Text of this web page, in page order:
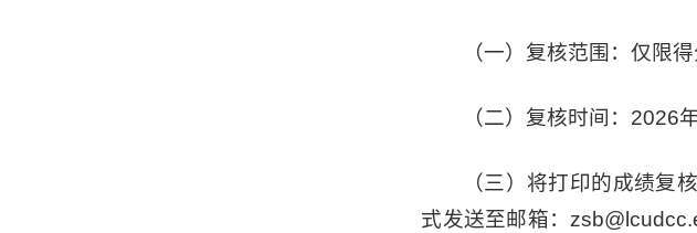
（一）复核范围：仅限
（二）复核时间：2026
（三）将打印的成绩复
式发送至邮箱：